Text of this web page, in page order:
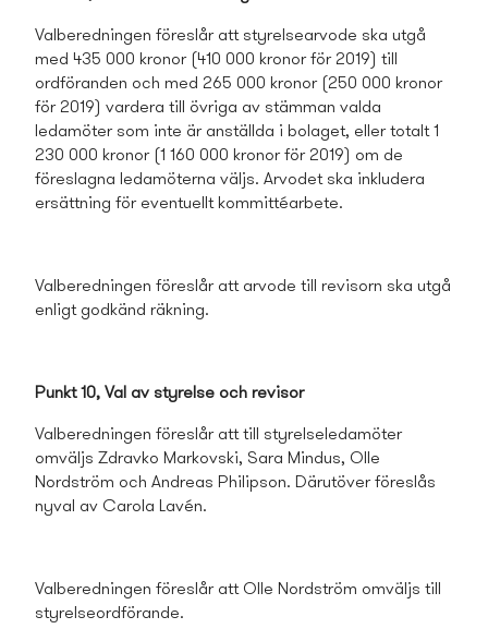
Valberedningen föreslår att styrelsearvode ska utgå
med 435 000 kronor (410 000 kronor för 2019) till
ordföranden och med 265 000 kronor (250 000 kronor
för 2019) vardera till övriga av stämman valda
ledamöter som inte är anställda i bolaget, eller totalt 1
230 000 kronor (1 160 000 kronor för 2019) om de
föreslagna ledamöterna väljs. Arvodet ska inkludera
ersättning för eventuellt kommittéarbete.
Valberedningen föreslår att arvode till revisorn ska utgå
enligt godkänd räkning.
Punkt 10, Val av styrelse och revisor
Valberedningen föreslår att till styrelseledamöter
omväljs Zdravko Markovski, Sara Mindus, Olle
Nordström och Andreas Philipson. Därutöver föreslås
nyval av Carola Lavén.
Valberedningen föreslår att Olle Nordström omväljs till
styrelseordförande.